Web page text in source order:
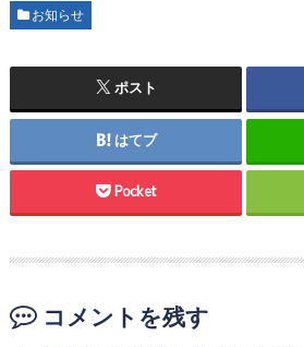
お知らせ
ポスト
はてブ
Pocket
コメントを残す